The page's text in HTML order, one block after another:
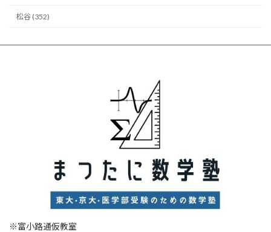
松谷 (352)
※富小路通仮教室